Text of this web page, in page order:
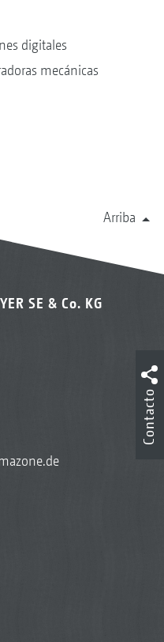
digitales
mecánicas
Arriba
SE & Co. KG
Contacto